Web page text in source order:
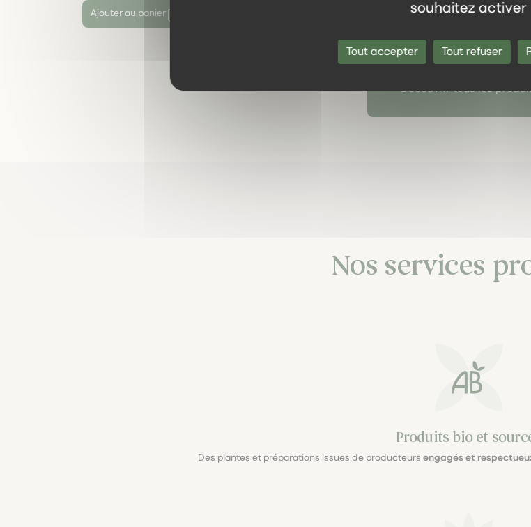
souhaitez activer
Tout accepter Tout refuser
Ajouter au panier Ajouter
Découvrir tous les
Nos services
Produits bio et
Des plantes et préparations issues de producteurs engagés et